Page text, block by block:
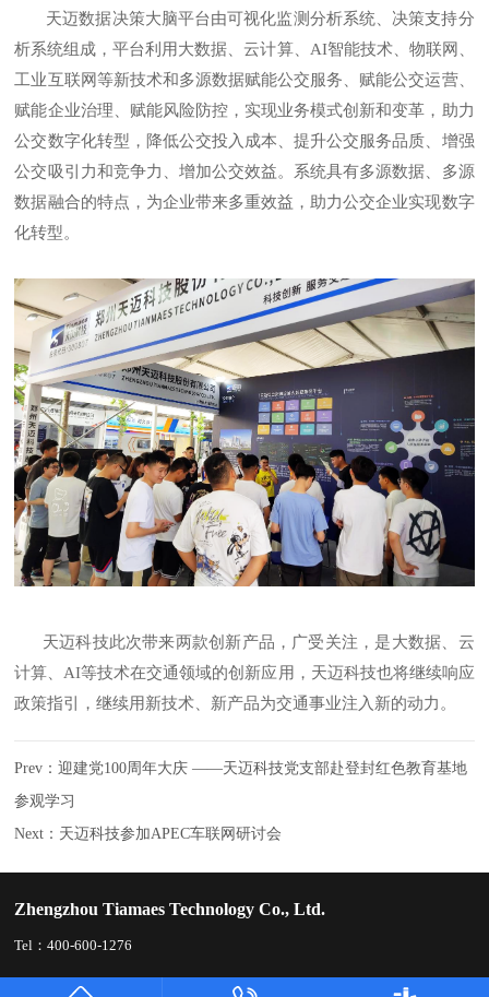
天迈数据决策大脑平台由可视化监测分析系统、决策支持分
析系统组成，平台利用大数据、云计算、AI智能技术、物联网、
工业互联网等新技术和多源数据赋能公交服务、赋能公交运营、
赋能企业治理、赋能风险防控，实现业务模式创新和变革，助力
公交数字化转型，降低公交投入成本、提升公交服务品质、增强
公交吸引力和竞争力、增加公交效益。系统具有多源数据、多源
数据融合的特点，为企业带来多重效益，助力公交企业实现数字
化转型。
天迈科技此次带来两款创新产品，广受关注，是大数据、云
计算、AI等技术在交通领域的创新应用，天迈科技也将继续响应
政策指引，继续用新技术、新产品为交通事业注入新的动力。
Prev：迎建党100周年大庆 ——天迈科技党支部赴登封红色教育基地
参观学习
Next： 天迈科技参加APEC车联网研讨会
Zhengzhou Tiamaes Technology Co., Ltd.
Tel：400-600-1276